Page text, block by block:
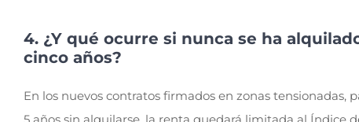
4. ¿Y qué ocurre si nunca se ha
cinco años?
En los nuevos contratos firmados en zonas
5 años sin alquilarse, la renta quedará limitada al Índice